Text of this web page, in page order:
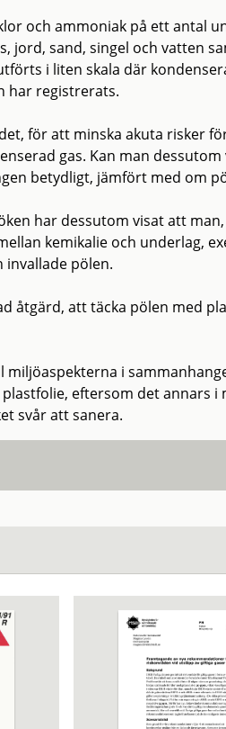
och ammoniak på ett antal
jord, sand, singel och vatten
i liten skala där
har registrerats.
för att minska akuta risker
gas. Kan man
betydligt, jämfört med om
har dessutom visat att
kemikalie och underlag,
invallade pölen.
åtgärd, att täcka pölen med
miljöaspekterna i
eftersom det annars
svår att sanera.